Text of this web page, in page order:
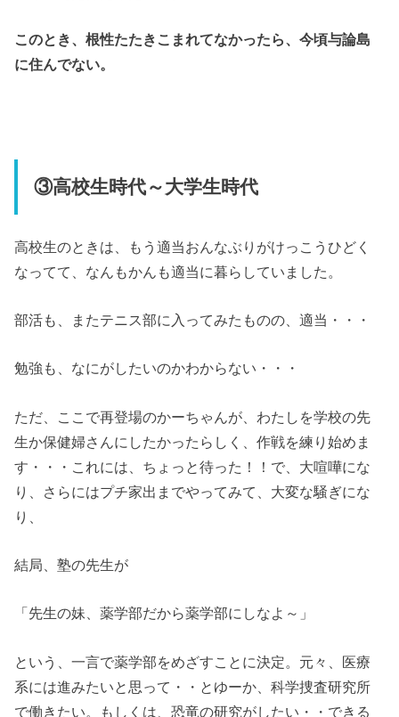
このとき、根性たたきこまれてなかったら、今頃与論島
に住んでない。
③高校生時代～大学生時代
高校生のときは、もう適当おんなぶりがけっこうひどく
なってて、なんもかんも適当に暮らしていました。
部活も、またテニス部に入ってみたものの、適当・・・
勉強も、なにがしたいのかわからない・・・
ただ、ここで再登場のかーちゃんが、わたしを学校の先
生か保健婦さんにしたかったらしく、作戦を練り始めま
す・・・これには、ちょっと待った！！で、大喧嘩にな
り、さらにはプチ家出までやってみて、大変な騒ぎにな
り、
結局、塾の先生が
「先生の妹、薬学部だから薬学部にしなよ～」
という、一言で薬学部をめざすことに決定。元々、医療
系には進みたいと思って・・とゆーか、科学捜査研究所
で働きたい。もしくは、恐竜の研究がしたい・・できる